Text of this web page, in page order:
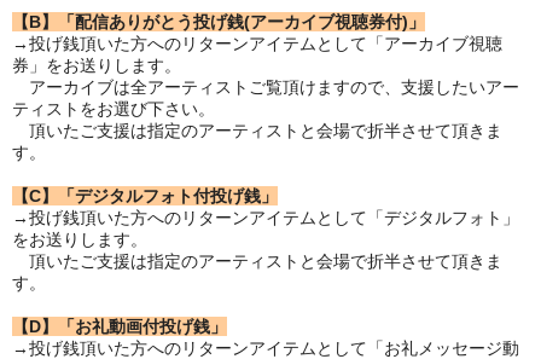
【B】「配信ありがとう投げ銭(アーカイブ視聴券付)」
→投げ銭頂いた方へのリターンアイテムとして「アーカイブ視聴
券」をお送りします。
アーカイブは全アーティストご覧頂けますので、支援したいアー
ティストをお選び下さい。
頂いたご支援は指定のアーティストと会場で折半させて頂きま
す。
【C】「デジタルフォト付投げ銭」
→投げ銭頂いた方へのリターンアイテムとして「デジタルフォト」
をお送りします。
頂いたご支援は指定のアーティストと会場で折半させて頂きま
す。
【D】「お礼動画付投げ銭」
→投げ銭頂いた方へのリターンアイテムとして「お礼メッセージ動